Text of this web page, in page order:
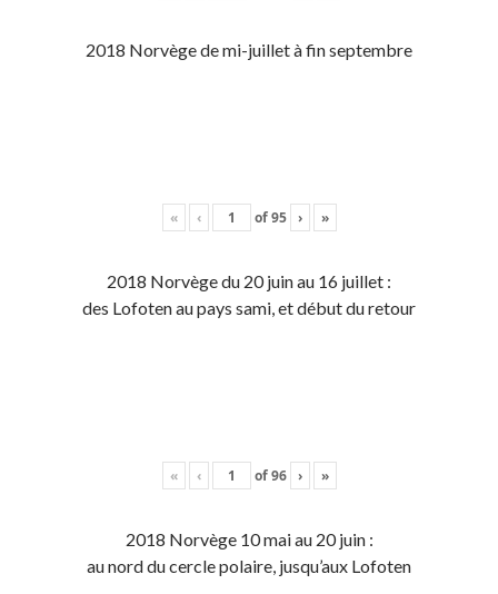
2018 Norvège de mi-juillet à fin septembre
« ‹ of95 › »
2018 Norvège du 20 juin au 16 juillet :
des Lofoten au pays sami, et début du retour
« ‹ of96 › »
2018 Norvège 10 mai au 20 juin :
au nord du cercle polaire, jusqu’aux Lofoten